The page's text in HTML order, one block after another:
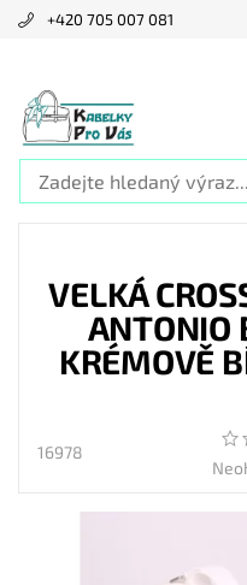
+420 705 007 081
VELKÁ
ANTONIO
KRÉMOVĚ
16978